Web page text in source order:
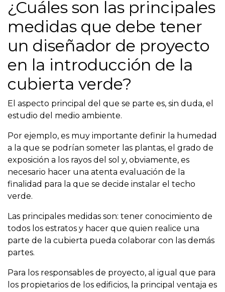
¿Cuáles son las principales
medidas que debe tener
un diseñador de proyecto
en la introducción de la
cubierta verde?
El aspecto principal del que se parte es, sin duda, el
estudio del medio ambiente.
Por ejemplo, es muy importante definir la humedad
a la que se podrían someter las plantas, el grado de
exposición a los rayos del sol y, obviamente, es
necesario hacer una atenta evaluación de la
finalidad para la que se decide instalar el techo
verde.
Las principales medidas son: tener conocimiento de
todos los estratos y hacer que quien realice una
parte de la cubierta pueda colaborar con las demás
partes.
Para los responsables de proyecto, al igual que para
los propietarios de los edificios, la principal ventaja es